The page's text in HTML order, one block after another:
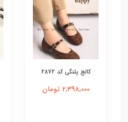
کالج پلنگی کد 2872
2,398,000 تومان